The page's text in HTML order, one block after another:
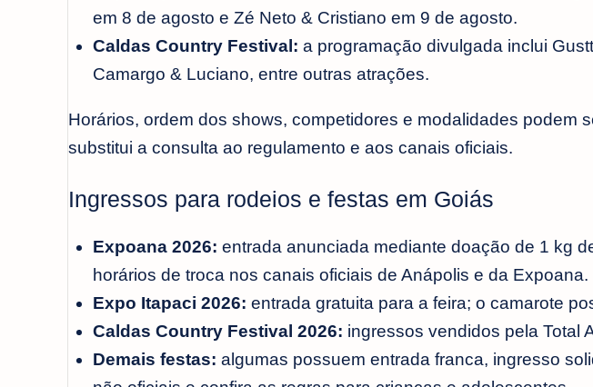
em 8 de agosto e Zé Neto & Cristiano em 9 de agosto.
Caldas Country Festival: a programação divulgada inclui
Camargo & Luciano, entre outras atrações.
Horários, ordem dos shows, competidores e modalidades podem
substitui a consulta ao regulamento e aos canais oficiais.
Ingressos para rodeios e festas em Goiás
Expoana 2026: entrada anunciada mediante doação de 1 kg
horários de troca nos canais oficiais de Anápolis e da Expoana.
Expo Itapaci 2026: entrada gratuita para a feira; o camarote
Caldas Country Festival 2026: ingressos vendidos pela Total
Demais festas: algumas possuem entrada franca, ingresso